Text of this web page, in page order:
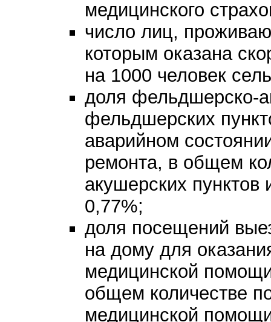
медицинского
число лиц,
которым оказана
на 1000 человек
доля фельдшерско-
фельдшерских
аварийном
ремонта, в общем
акушерских
0,77%;
доля посещений
на дому для
медицинской
общем количестве
медицинской